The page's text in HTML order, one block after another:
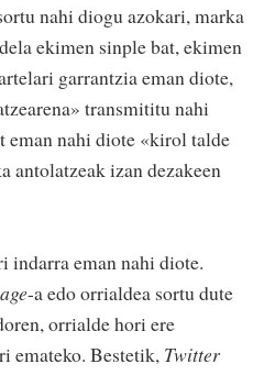
nahi diogu azokari, marka
ekimen sinple bat, ekimen
garrantzia eman diote,
transmititu nahi
eman nahi diote «kirol talde
antolatzeak izan dezakeen
indarra eman nahi diote.
-a edo orrialdea sortu dute
orrialde hori ere
emateko. Bestetik, Twitter